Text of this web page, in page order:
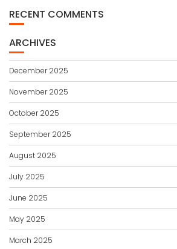
RECENT COMMENTS
ARCHIVES
December 2025
November 2025
October 2025
September 2025
August 2025
July 2025
June 2025
May 2025
March 2025